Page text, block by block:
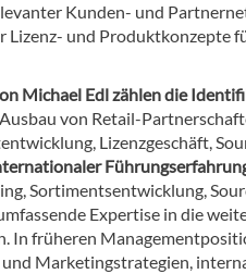
Kunden- und
Lizenz- und Produktkonzepte
Michael Edl zählen die
von Retail-
Lizenzgeschäft,
Sortimentsentwicklung,
Expertise in die
In früheren
Marketingstrategien,